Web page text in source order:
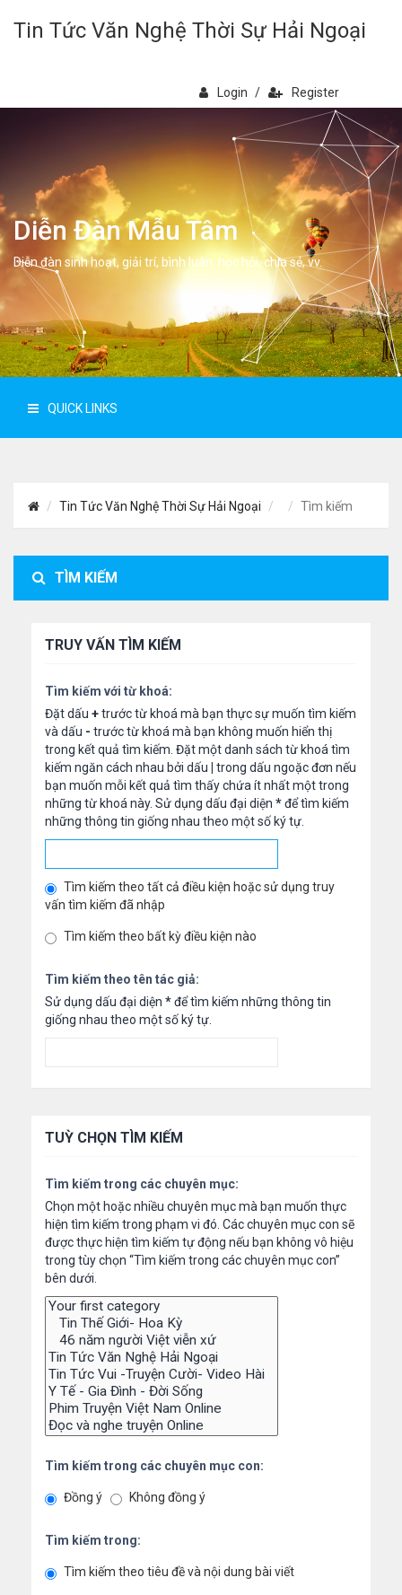
Tin Tức Văn Nghệ Thời Sự Hải Ngoại
Login / Register
Diễn Đàn Mẫu Tâm
Diễn đàn sinh hoạt, giải trí, bình luân, học hỏi, chia sẻ, vv.
QUICK LINKS
Tin Tức Văn Nghệ Thời Sự Hải Ngoại Tìm kiếm
TÌM KIẾM
TRUY VẤN TÌM KIẾM
Tìm kiếm với từ khoá:
Đặt dấu +trước từ khoá mà bạn thực sự muốn tìm kiếm
và dấu - trước từ khoá mà bạn không muốn hiển thị
trong kết quả tìm kiếm. Đặt một danh sách từ khoá tìm
kiếm ngăn cách nhau bởi dấu
trong dấu ngoặc đơn nếu
bạn muốn mỗi kết quả tìm thấy chứa ít nhất một trong
những từ khoá này. Sử dụng dấu đại diện *để tìm kiếm
những thông tin giống nhau theo một số ký tự.
Tìm kiếm theo tất cả điều kiện hoặc sử dụng truy
vấn tìm kiếm đã nhập
Tìm kiếm theo bất kỳ điều kiện nào
Tìm kiếm theo tên tác giả:
Sử dụng dấu đại diện *để tìm kiếm những thông tin
giống nhau theo một số ký tự.
TUỲ CHỌN TÌM KIẾM
Tìm kiếm trong các chuyên mục:
Chọn một hoặc nhiều chuyên mục mà bạn muốn thực
hiện tìm kiếm trong phạm vi đó. Các chuyên mục con sẽ
được thực hiện tìm kiếm tự động nếu bạn không vô hiệu
trong tùy chọn “Tìm kiếm trong các chuyên mục con”
bên dưới.
Tìm kiếm trong các chuyên mục con:
Đồng ý Không đồng ý
Tìm kiếm trong:
Tìm kiếm theo tiêu đề và nội dung bài viết